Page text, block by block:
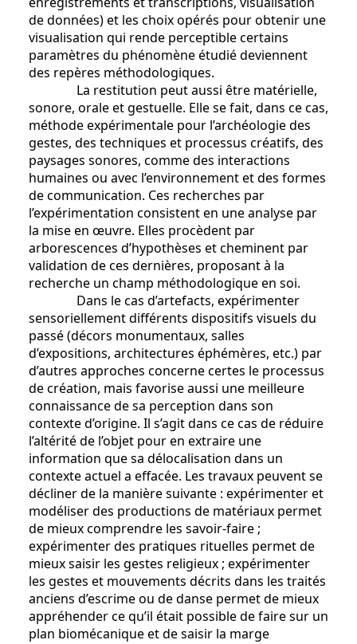
de données) et les choix opérés pour obtenir une
visualisation qui rende perceptible certains
paramètres du phénomène étudié deviennent
des repères méthodologiques.
La restitution peut aussi être matérielle,
sonore, orale et gestuelle. Elle se fait, dans ce cas,
méthode expérimentale pour l’archéologie des
gestes, des techniques et processus créatifs, des
paysages sonores, comme des interactions
humaines ou avec l’environnement et des formes
de communication. Ces recherches par
l’expérimentation consistent en une analyse par
la mise en œuvre. Elles procèdent par
arborescences d’hypothèses et cheminent par
validation de ces dernières, proposant à la
recherche un champ méthodologique en soi.
Dans le cas d’artefacts, expérimenter
sensoriellement différents dispositifs visuels du
passé (décors monumentaux, salles
d’expositions, architectures éphémères, etc.) par
d’autres approches concerne certes le processus
de création, mais favorise aussi une meilleure
connaissance de sa perception dans son
contexte d’origine. Il s’agit dans ce cas de réduire
l’altérité de l’objet pour en extraire une
information que sa délocalisation dans un
contexte actuel a effacée. Les travaux peuvent se
décliner de la manière suivante : expérimenter et
modéliser des productions de matériaux permet
de mieux comprendre les savoir-faire ;
expérimenter des pratiques rituelles permet de
mieux saisir les gestes religieux ; expérimenter
les gestes et mouvements décrits dans les traités
anciens d’escrime ou de danse permet de mieux
appréhender ce qu’il était possible de faire sur un
plan biomécanique et de saisir la marge